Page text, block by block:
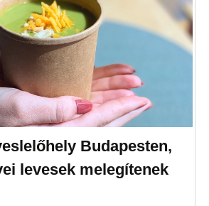
Budapesten,
levesek melegítenek